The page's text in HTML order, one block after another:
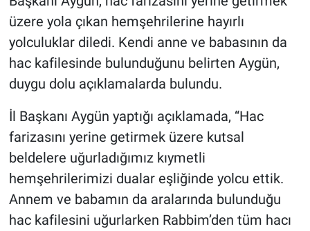
üzere yola çıkan hemşehrilerine hayırlı
yolculuklar diledi. Kendi anne ve babasının da
hac kafilesinde bulunduğunu belirten Aygün,
duygu dolu açıklamalarda bulundu.
İl Başkanı Aygün yaptığı açıklamada, “Hac
farizasını yerine getirmek üzere kutsal
beldelere uğurladığımız kıymetli
hemşehrilerimizi dualar eşliğinde yolcu ettik.
Annem ve babamın da aralarında bulunduğu
hac kafilesini uğurlarken Rabbim’den tüm hacı
Yerel
Genel
Asayiş
Kültür - Sanat
Politika
Magazin
Çevre